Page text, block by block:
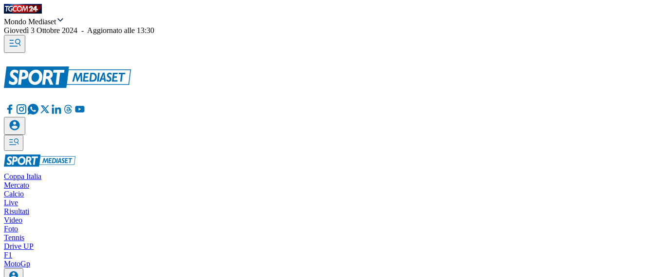
Mondo Mediaset
Giovedì 3 Ottobre 2024 - Aggiornato alle 13:30
Coppa Italia
Mercato
Calcio
Live
Risultati
Video
Foto
Tennis
Drive UP
F1
MotoGp